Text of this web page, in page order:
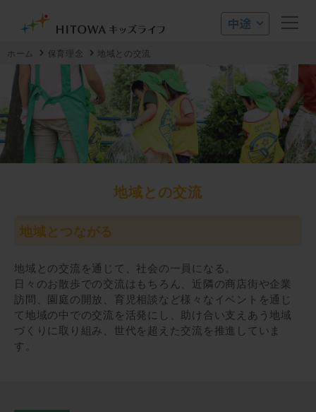
ホーム 保育理念 地域との交流
地域との交流
地域とつながる
地域との交流を通じて、社会の一員になる。
日々のお散歩での交流はもちろん、近隣の商店街や企業
訪問、園庭の開放、育児相談など様々なイベントを通じ
て地域の中での交流を活発にし、助け合い⽀えあう地域
づくりに取り組み、世代を超えた交流を推進していま
す。